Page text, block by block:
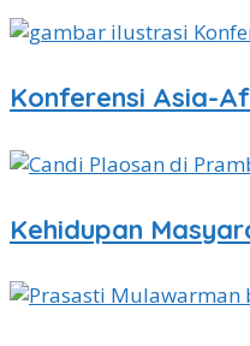
Konferensi Asia-
Kehidupan